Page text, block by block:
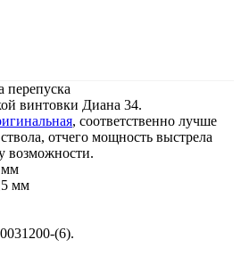
перепуска
винтовки Диана 34.
, соответственно лучше
отчего мощность выстрела
возможности.
мм
мм
(6).